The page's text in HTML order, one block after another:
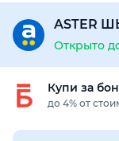
ASTER
Открыто
Купи за
до 4% от